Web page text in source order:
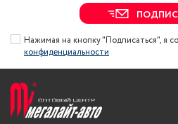
Нажимая на кнопку "Подписаться", я
конфиденциальности